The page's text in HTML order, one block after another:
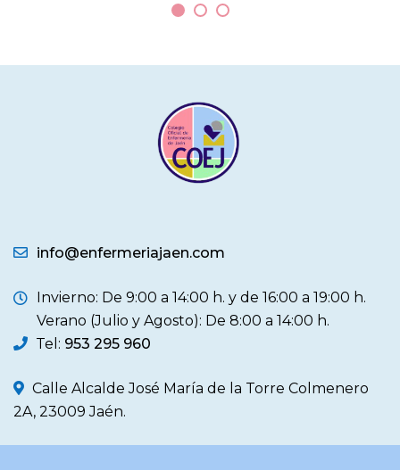
info@enfermeriajaen.com
Invierno: De 9:00 a 14:00 h. y de 16:00 a 19:00 h.
Verano (Julio y Agosto): De 8:00 a 14:00 h.
Tel: 953 295 960
Calle Alcalde José María de la Torre Colmenero
2A, 23009 Jaén.